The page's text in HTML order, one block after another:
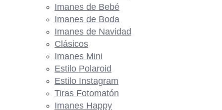
Imanes de Bebé
Imanes de Boda
Imanes de Navidad
Clásicos
Imanes Mini
Estilo Polaroid
Estilo Instagram
Tiras Fotomatón
Imanes Happy